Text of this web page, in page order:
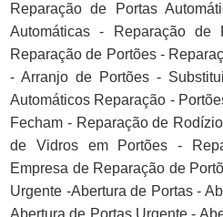
Reparação de Portas
Automáticas - Reparação de
Reparação de Portões -
- Arranjo de Portões -
Automáticos Reparação -
Fecham - Reparação de
de Vidros em Portões -
Empresa de Reparação de
Urgente -Abertura de Portas -